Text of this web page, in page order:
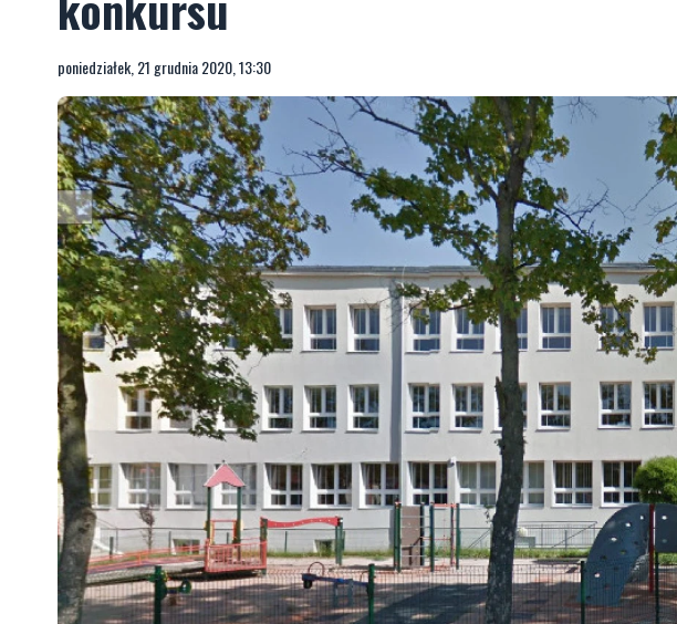
poniedziałek, 21 grudnia 2020, 13:30